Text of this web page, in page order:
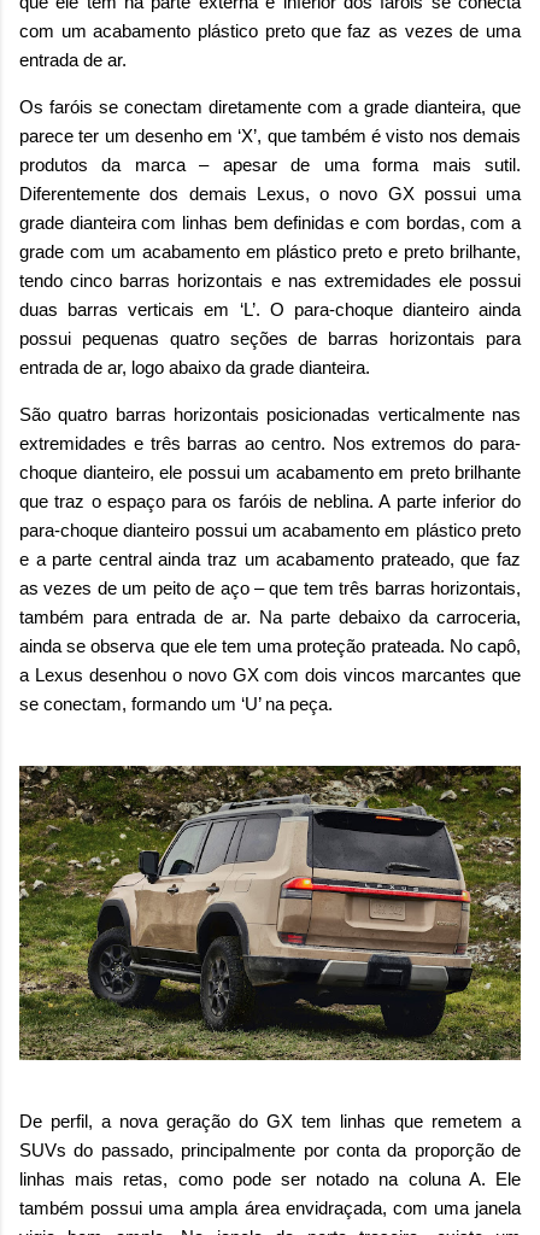
com um acabamento plástico preto que faz as vezes de uma
entrada de ar.
Os faróis se conectam diretamente com a grade dianteira, que
parece ter um desenho em ‘X’, que também é visto nos demais
produtos da marca – apesar de uma forma mais sutil.
Diferentemente dos demais Lexus, o novo GX possui uma
grade dianteira com linhas bem definidas e com bordas, com a
grade com um acabamento em plástico preto e preto brilhante,
tendo cinco barras horizontais e nas extremidades ele possui
duas barras verticais em ‘L’. O para-choque dianteiro ainda
possui pequenas quatro seções de barras horizontais para
entrada de ar, logo abaixo da grade dianteira.
São quatro barras horizontais posicionadas verticalmente nas
extremidades e três barras ao centro. Nos extremos do para-
choque dianteiro, ele possui um acabamento em preto brilhante
que traz o espaço para os faróis de neblina. A parte inferior do
para-choque dianteiro possui um acabamento em plástico preto
e a parte central ainda traz um acabamento prateado, que faz
as vezes de um peito de aço – que tem três barras horizontais,
também para entrada de ar. Na parte debaixo da carroceria,
ainda se observa que ele tem uma proteção prateada. No capô,
a Lexus desenhou o novo GX com dois vincos marcantes que
se conectam, formando um ‘U’ na peça.
De perfil, a nova geração do GX tem linhas que remetem a
SUVs do passado, principalmente por conta da proporção de
linhas mais retas, como pode ser notado na coluna A. Ele
também possui uma ampla área envidraçada, com uma janela